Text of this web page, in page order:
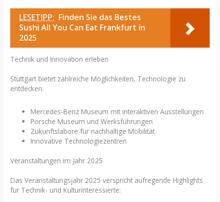
LESETIPP: Finden Sie das Bestes
Sushi All You Can Eat Frankfurt in
2025
Technik und Innovation erleben
Stuttgart bietet zahlreiche Möglichkeiten, Technologie zu
entdecken:
Mercedes-Benz Museum mit interaktiven Ausstellungen
Porsche Museum und Werksführungen
Zukunftslabore für nachhaltige Mobilität
Innovative Technologiezentren
Veranstaltungen im Jahr 2025
Das Veranstaltungsjahr 2025 verspricht aufregende Highlights
für Technik- und Kulturinteressierte: